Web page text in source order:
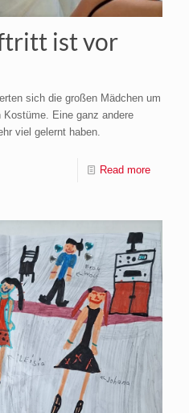
ist vor
sich die großen Mädchen um
Kostüme. Eine ganz andere
viel gelernt haben.
Read more